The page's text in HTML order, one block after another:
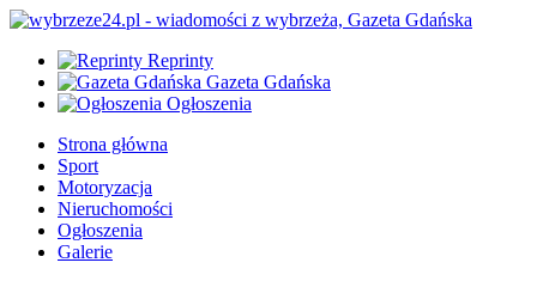
Reprinty
Gazeta Gdańska
Ogłoszenia
Strona główna
Sport
Motoryzacja
Nieruchomości
Ogłoszenia
Galerie